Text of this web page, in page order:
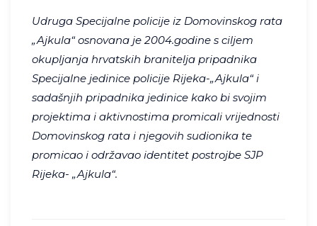
Udruga Specijalne policije iz Domovinskog rata
„Ajkula“ osnovana je 2004.godine s ciljem
okupljanja hrvatskih branitelja pripadnika
Specijalne jedinice policije Rijeka-„Ajkula“ i
sadašnjih pripadnika jedinice kako bi svojim
projektima i aktivnostima promicali vrijednosti
Domovinskog rata i njegovih sudionika te
promicao i održavao identitet postrojbe SJP
Rijeka- „Ajkula“.